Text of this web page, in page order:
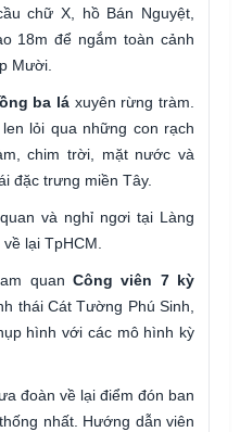
chữ X, hồ Bán Nguyệt,
18m để ngắm toàn cảnh
Mười.
ba láxuyên rừng tràm.
lỏi qua những con rạch
chim trời, mặt nước và
đặc trưng miền Tây.
và nghỉ ngơi tại Làng
lại TpHCM.
quan Công viên 7 kỳ
thái Cát Tường Phú Sinh,
hình với các mô hình kỳ
đoàn về lại điểm đón ban
nhất. Hướng dẫn viên